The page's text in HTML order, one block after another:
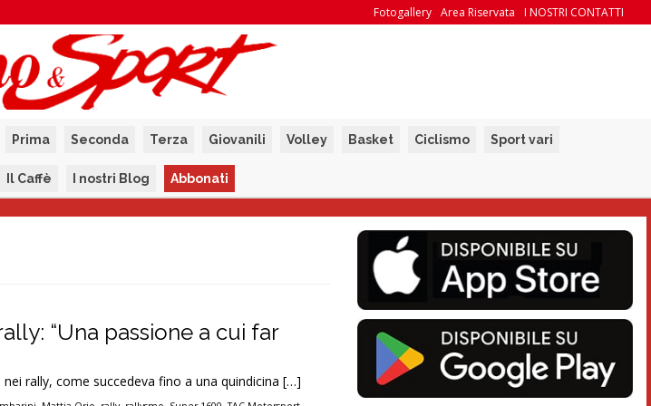
I NOSTRI CONTATTI
Area Riservata
Fotogallery
Prima Seconda Terza Giovanili Volley Basket Ciclismo Sport vari
Il Caffè I nostri Blog Abbonati
“Una passione a cui far
rally, come succedeva fino a una quindicina […]